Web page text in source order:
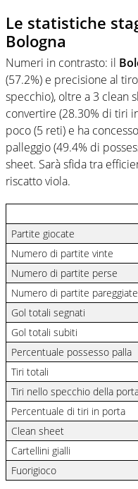
Le statistiche
Bologna
Numeri in contrasto: il
(57.2%) e precisione al
specchio), oltre a 3 clean
convertire (28.30% di tiri
poco (5 reti) e ha
palleggio (49.4% di
sheet. Sarà sfida tra
riscatto viola.
Partite giocate
Numero di partite vinte
Numero di partite perse
Numero di partite pareggiate
Gol totali segnati
Gol totali subiti
Percentuale possesso palla
Tiri totali
Tiri nello specchio della
Percentuale di tiri in porta
Clean sheet
Cartellini gialli
Fuorigioco